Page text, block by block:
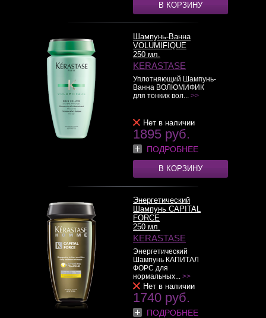
В КОРЗИНУ
Шампунь-Ванна
VOLUMIFIQUE
250 мл.
KERASTASE
Уплотняющий Шампунь-
Ванна ВОЛЮМИФИК
для тонких вол... >>
Нет в наличии
1895 руб.
ПОДРОБНЕЕ
В КОРЗИНУ
Энергетический
Шампунь CAPITAL
FORCE
250 мл.
KERASTASE
Энергетический
Шампунь КАПИТАЛ
ФОРС для
нормальных... >>
Нет в наличии
1740 руб.
ПОДРОБНЕЕ